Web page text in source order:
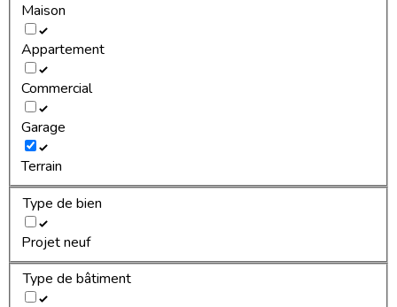
Maison
Appartement
Commercial
Garage
Terrain
Type de bien
Projet neuf
Type de bâtiment